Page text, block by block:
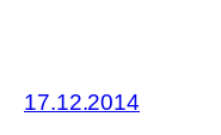
17.12.2014